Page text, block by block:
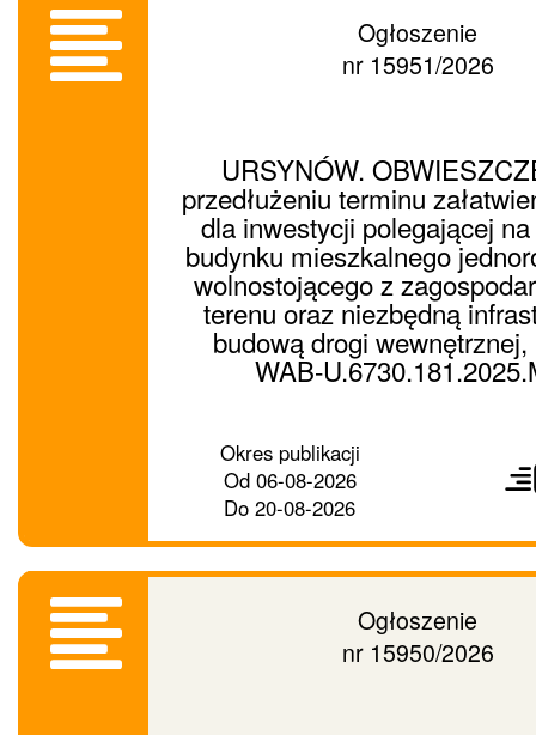
Ogłoszenie
nr 15951/2026
URSYNÓW.
przedłużeniu terminu
dla inwestycji polegającej
budynku mieszkalnego
wolnostojącego z
terenu oraz niezbędną
budową drogi
WAB-
Okres publikacji
Od06-08-2026
Do 20-08-2026
dalej
Ogłoszenie
nr 15950/2026